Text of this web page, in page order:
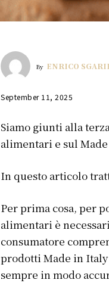
By ENRICO
September 11, 2025
Siamo giunti alla
alimentari e sul
In questo articolo
Per prima cosa, per
alimentari è
consumatore
prodotti Made in Italy
sempre in modo